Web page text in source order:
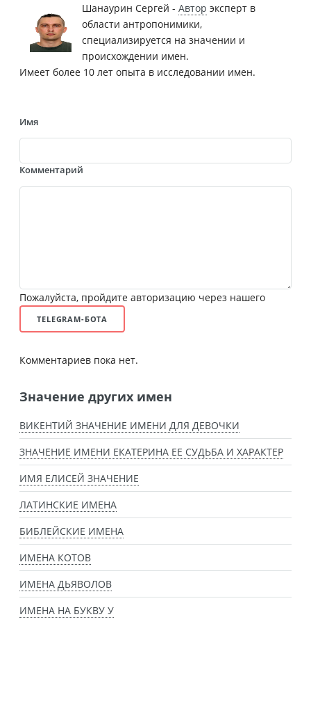
Шанаурин Сергей - Автор эксперт в
области антропонимики,
специализируется на значении и
происхождении имен.
Имеет более 10 лет опыта в исследовании имен.
Имя
Комментарий
Пожалуйста, пройдите авторизацию через нашего
TELEGRAM-БОТА
Комментариев пока нет.
Значение других имен
ВИКЕНТИЙ ЗНАЧЕНИЕ ИМЕНИ ДЛЯ ДЕВОЧКИ
ЗНАЧЕНИЕ ИМЕНИ ЕКАТЕРИНА ЕЕ СУДЬБА И ХАРАКТЕР
ИМЯ ЕЛИСЕЙ ЗНАЧЕНИЕ
ЛАТИНСКИЕ ИМЕНА
БИБЛЕЙСКИЕ ИМЕНА
ИМЕНА КОТОВ
ИМЕНА ДЬЯВОЛОВ
ИМЕНА НА БУКВУ У